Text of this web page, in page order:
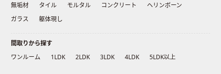
無垢材
タイル モルタル コンクリート
ヘリンボーン
ガラス
躯体現し
間取りから探す
ワンルーム
1LDK 2LDK 3LDK 4LDK 5LDK以上